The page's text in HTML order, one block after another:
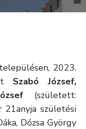
2023.
Szabó József,
(született:
21anyja születési
Dózsa György